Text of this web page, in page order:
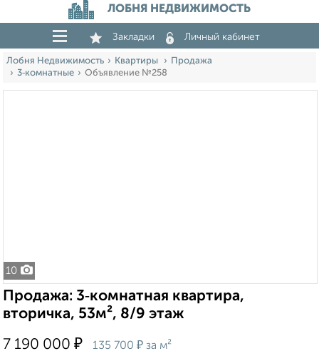
ЛОБНЯ НЕДВИЖИМОСТЬ
Закладки Личный кабинет
Лобня Недвижимость Квартиры
Продажа
3‑комнатные
Объявление №258
10
Продажа: 3‑комнатная квартира,
вторичка, 53м², 8/9 этаж
7 190 000 ₽ 135 700 ₽ за м²